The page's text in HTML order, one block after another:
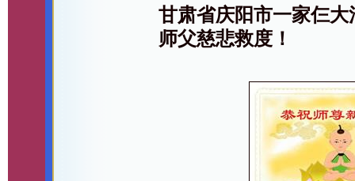
甘肃省庆阳市一家仨
师父慈悲救度！